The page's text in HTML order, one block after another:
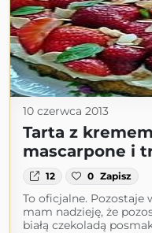
10 czerwca 2013
Tarta z
mascarpone i
12 0 Zapisz
To oficjalne. Pozostaje
mam nadzieję, że
białą czekoladą